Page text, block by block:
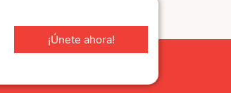
¡Únete ahora!